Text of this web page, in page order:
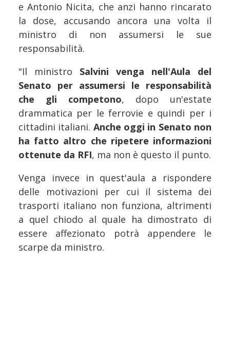
e Antonio Nicita, che anzi hanno rincarato
la dose, accusando ancora una volta il
ministro di non assumersi le sue
responsabilità.
"Il ministro Salvini venga nell'Aula del
Senato per assumersi le responsabilità
che gli competono, dopo un'estate
drammatica per le ferrovie e quindi per i
cittadini italiani. Anche oggi in Senato non
ha fatto altro che ripetere informazioni
ottenute da RFI, ma non è questo il punto.
Venga invece in quest'aula a rispondere
delle motivazioni per cui il sistema dei
trasporti italiano non funziona, altrimenti
a quel chiodo al quale ha dimostrato di
essere affezionato potrà appendere le
scarpe da ministro.